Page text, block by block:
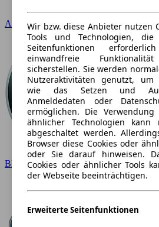
Audi
BMW
Wir bzw. diese Anbieter nutzen
Tools und Technologien,
Seitenfunktionen
einwandfreie
sicherstellen. Sie werden
Nutzeraktivitäten genutzt, um
wie das Setzen und
Anmeldedaten oder
ermöglichen. Die Verwendung
ähnlicher Technologien kann
abgeschaltet werden.
Browser diese Cookies oder
oder Sie darauf hinweisen.
Cookies oder ähnlicher Tools
der Webseite beeinträchtigen.
Erweiterte Seitenfunktionen